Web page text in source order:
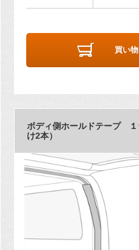
買い
ボディ側ホールドテープ
け2本）